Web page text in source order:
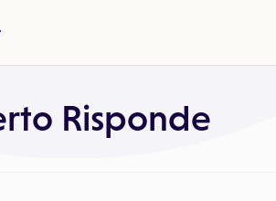
Risponde